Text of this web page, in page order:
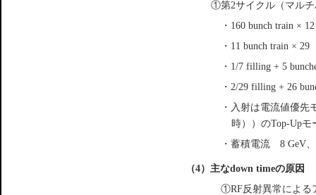
①第2サイクル（マル
・160 bunch train ×
・11 bunch train × 29
・1/7 filling + 5
・2/29 filling + 26
・入射は電流値優
時））のTop-Upモ
・蓄積電流 8 GeV
（4）主なdown timeの原因
①RF反射異常による